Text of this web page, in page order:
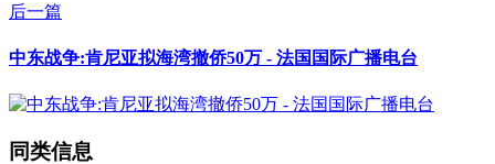
后一篇
中东战争:肯尼亚拟海湾撤侨50万 - 法国国际广播电台
同类信息